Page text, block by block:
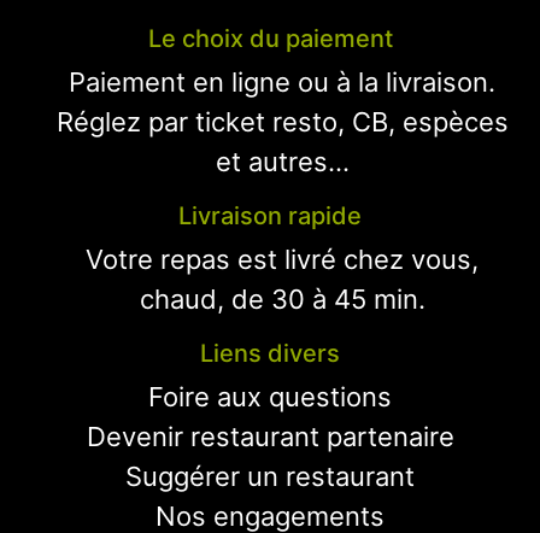
Le choix du paiement
Paiement en ligne ou à la livraison.
Réglez par ticket resto, CB, espèces
et autres...
Livraison rapide
Votre repas est livré chez vous,
chaud, de 30 à 45 min.
Liens divers
Foire aux questions
Devenir restaurant partenaire
Suggérer un restaurant
Nos engagements